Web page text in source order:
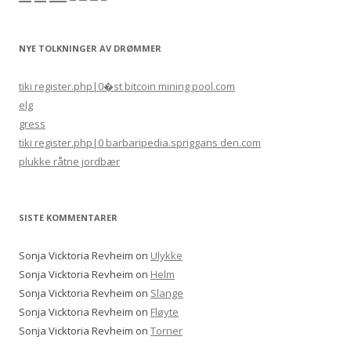
NYE TOLKNINGER AV DRØMMER
tiki register.php|0�st bitcoin mining pool.com
elg
gress
tiki register.php|0 barbaripedia.spriggans den.com
plukke råtne jordbær
SISTE KOMMENTARER
Sonja Vicktoria Revheim on Ulykke
Sonja Vicktoria Revheim on Helm
Sonja Vicktoria Revheim on Slange
Sonja Vicktoria Revheim on Fløyte
Sonja Vicktoria Revheim on Torner